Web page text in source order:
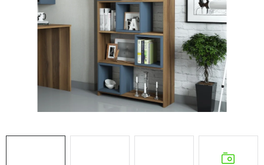
PŘEDSÍŇ
CHOVATELSKÉ POTŘEBY
DOPLŇKY A DEKORACE